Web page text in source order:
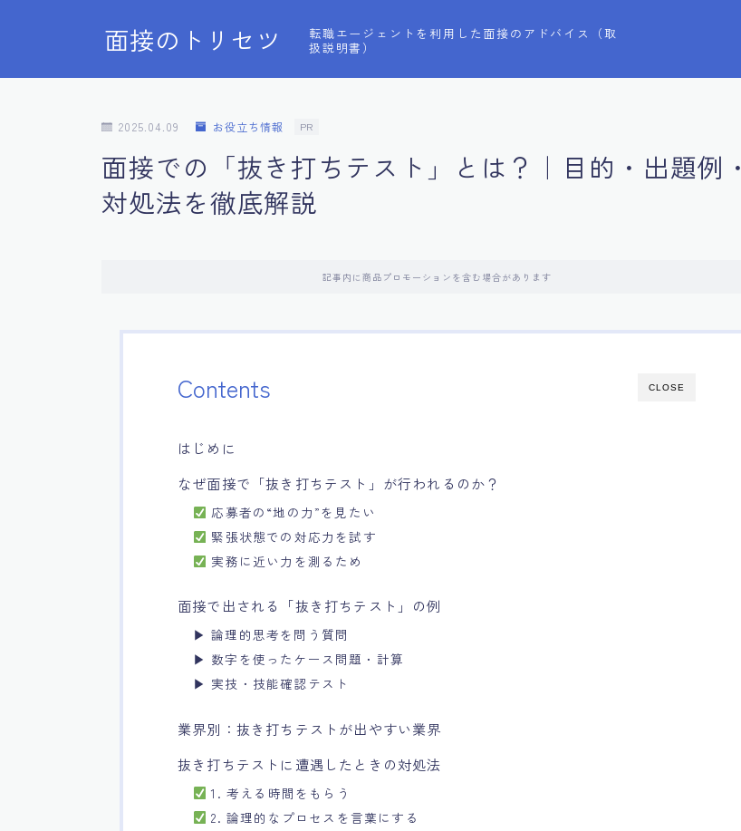
面接のトリセツ
転職エージェントを利用した面接のアドバイス（取
扱説明書）
2025.04.09 お役立ち情報 PR
面接での「抜き打ちテスト」とは？｜目的・出題例・
対処法を徹底解説
記事内に商品プロモーションを含む場合があります
CLOSE
Contents
はじめに
なぜ面接で「抜き打ちテスト」が行われるのか？
応募者の“地の力”を見たい
緊張状態での対応力を試す
実務に近い力を測るため
面接で出される「抜き打ちテスト」の例
▶ 論理的思考を問う質問
▶ 数字を使ったケース問題・計算
▶ 実技・技能確認テスト
業界別：抜き打ちテストが出やすい業界
抜き打ちテストに遭遇したときの対処法
1. 考える時間をもらう
2. 論理的なプロセスを言葉にする